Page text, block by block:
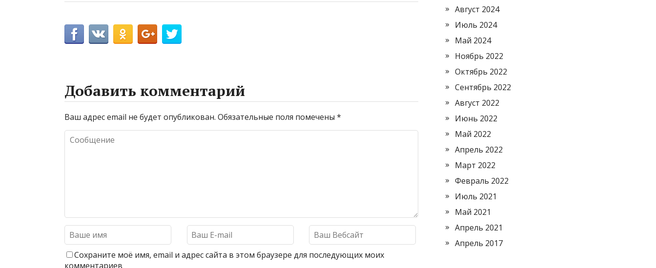
Добавить комментарий
Ваш адрес email не будет опубликован. Обязательные поля помечены *
Сохраните моё имя, email и адрес сайта в этом браузере для последующих моих
комментариев
Август 2024
Июль 2024
Май 2024
Ноябрь 2022
Октябрь 2022
Сентябрь 2022
Август 2022
Июнь 2022
Май 2022
Апрель 2022
Март 2022
Февраль 2022
Июль 2021
Май 2021
Апрель 2021
Апрель 2017